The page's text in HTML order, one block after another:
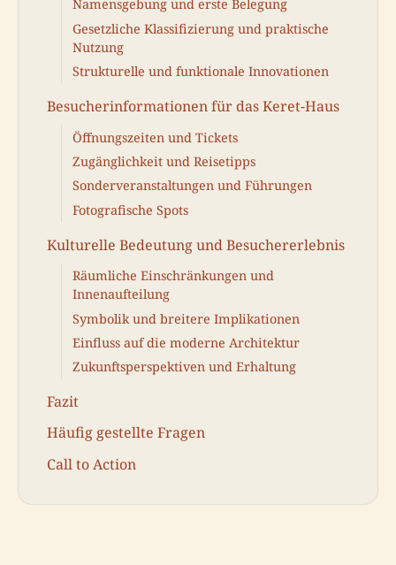
Namensgebung und erste Belegung
Gesetzliche Klassifizierung und praktische
Nutzung
Strukturelle und funktionale Innovationen
Besucherinformationen für das Keret-Haus
Öffnungszeiten und Tickets
Zugänglichkeit und Reisetipps
Sonderveranstaltungen und Führungen
Fotografische Spots
Kulturelle Bedeutung und Besuchererlebnis
Räumliche Einschränkungen und
Innenaufteilung
Symbolik und breitere Implikationen
Einfluss auf die moderne Architektur
Zukunftsperspektiven und Erhaltung
Fazit
Häufig gestellte Fragen
Call to Action